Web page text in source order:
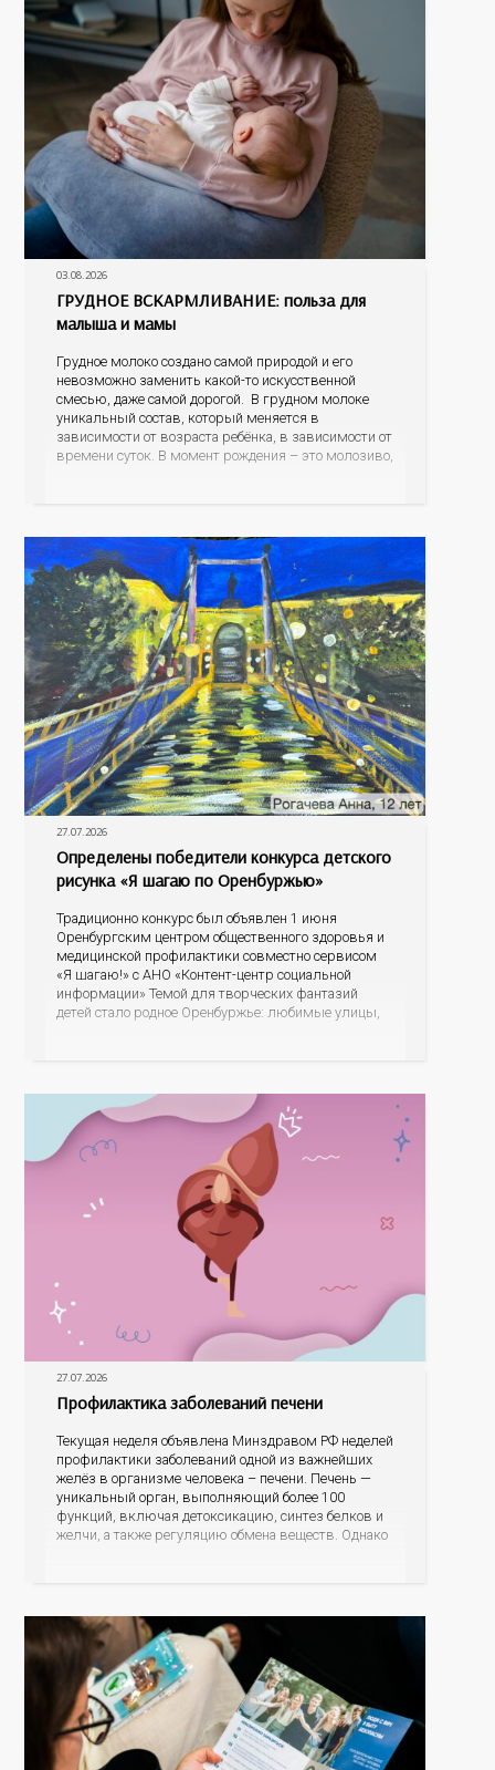
03.08.2026
ГРУДНОЕ ВСКАРМЛИВАНИЕ: польза для
малыша и мамы
Грудное молоко создано самой природой и его
невозможно заменить какой-то искусственной
смесью, даже самой дорогой. В грудном молоке
уникальный состав, который меняется в
зависимости от возраста ребёнка, в зависимости от
времени суток. В момент рождения – это молозиво,
27.07.2026
Определены победители конкурса детского
рисунка «Я шагаю по Оренбуржью»
Традиционно конкурс был объявлен 1 июня
Оренбургским центром общественного здоровья и
медицинской профилактики совместно сервисом
«Я шагаю!» с АНО «Контент-центр социальной
информации» Темой для творческих фантазий
детей стало родное Оренбуржье: любимые улицы,
27.07.2026
Профилактика заболеваний печени
Текущая неделя объявлена Минздравом РФ неделей
профилактики заболеваний одной из важнейших
желёз в организме человека – печени. Печень —
уникальный орган, выполняющий более 100
функций, включая детоксикацию, синтез белков и
желчи, а также регуляцию обмена веществ. Однако